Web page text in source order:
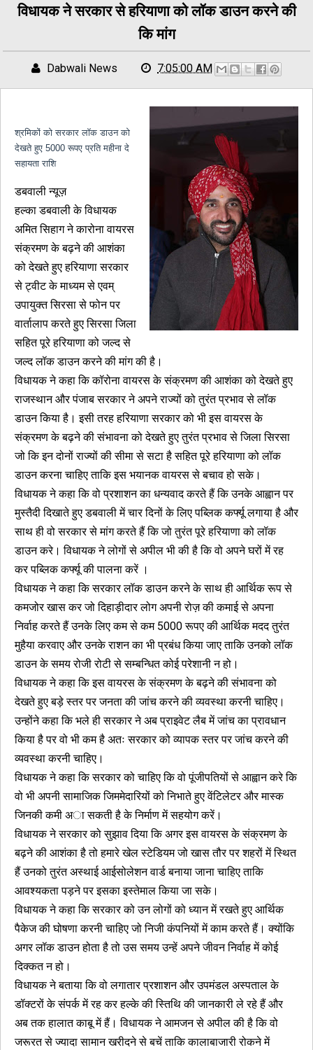
विधायक ने सरकार से हरियाणा को लॉक डाउन करने की
कि मांग
Dabwali News 7:05:00 AM
श्रमिकों को सरकार लॉक डाउन को
देखते हुए 5000 रूपए प्रति महीना दे
सहायता राशि
डबवाली न्यूज़
हल्का डबवाली के विधायक
अमित सिहाग ने कारोना वायरस
संक्रमण के बढ़ने की आशंका
को देखते हुए हरियाणा सरकार
से ट्वीट के माध्यम से एवम्
उपायुक्त सिरसा से फोन पर
वार्तालाप करते हुए सिरसा जिला
सहित पूरे हरियाणा को जल्द से
जल्द लॉक डाउन करने की मांग की है।
विधायक ने कहा कि कॉरोना वायरस के संक्रमण की आशंका को देखते हुए
राजस्थान और पंजाब सरकार ने अपने राज्यों को तुरंत प्रभाव से लॉक
डाउन किया है। इसी तरह हरियाणा सरकार को भी इस वायरस के
संक्रमण के बढ़ने की संभावना को देखते हुए तुरंत प्रभाव से जिला सिरसा
जो कि इन दोनों राज्यों की सीमा से सटा है सहित पूरे हरियाणा को लॉक
डाउन करना चाहिए ताकि इस भयानक वायरस से बचाव हो सके।
विधायक ने कहा कि वो प्रशाशन का धन्यवाद करते हैं कि उनके आह्वान पर
मुस्तैदी दिखाते हुए डबवाली में चार दिनों के लिए पब्लिक कर्फ्यू लगाया है और
साथ ही वो सरकार से मांग करते हैं कि जो तुरंत पूरे हरियाणा को लॉक
डाउन करे। विधायक ने लोगों से अपील भी की है कि वो अपने घरों में रह
कर पब्लिक कर्फ्यू की पालना करें ।
विधायक ने कहा कि सरकार लॉक डाउन करने के साथ ही आर्थिक रूप से
कमजोर खास कर जो दिहाड़ीदार लोग अपनी रोज़ की कमाई से अपना
निर्वाह करते हैं उनके लिए कम से कम 5000 रूपए की आर्थिक मदद तुरंत
मुहैया करवाए और उनके राशन का भी प्रबंध किया जाए ताकि उनको लॉक
डाउन के समय रोजी रोटी से सम्बन्धित कोई परेशानी न हो।
विधायक ने कहा कि इस वायरस के संक्रमण के बढ़ने की संभावना को
देखते हुए बड़े स्तर पर जनता की जांच करने की व्यवस्था करनी चाहिए।
उन्होंने कहा कि भले ही सरकार ने अब प्राइवेट लैब में जांच का प्रावधान
किया है पर वो भी कम है अतः सरकार को व्यापक स्तर पर जांच करने की
व्यवस्था करनी चाहिए।
विधायक ने कहा कि सरकार को चाहिए कि वो पूंजीपतियों से आह्वान करे कि
वो भी अपनी सामाजिक जिममेदारियों को निभाते हुए वेंटिलेटर और मास्क
जिनकी कमी अा सकती है के निर्माण में सहयोग करें।
विधायक ने सरकार को सुझाव दिया कि अगर इस वायरस के संक्रमण के
बढ़ने की आशंका है तो हमारे खेल स्टेडियम जो खास तौर पर शहरों में स्थित
हैं उनको तुरंत अस्थाई आईसोलेशन वार्ड बनाया जाना चाहिए ताकि
आवश्यकता पड़ने पर इसका इस्तेमाल किया जा सके।
विधायक ने कहा कि सरकार को उन लोगों को ध्यान में रखते हुए आर्थिक
पैकेज की घोषणा करनी चाहिए जो निजी कंपनियों में काम करते हैं। क्योंकि
अगर लॉक डाउन होता है तो उस समय उन्हें अपने जीवन निर्वाह में कोई
दिक्कत न हो।
विधायक ने बताया कि वो लगातार प्रशाशन और उपमंडल अस्पताल के
डॉक्टरों के संपर्क में रह कर हल्के की स्तिथि की जानकारी ले रहे हैं और
अब तक हालात काबू में हैं। विधायक ने आमजन से अपील की है कि वो
जरूरत से ज्यादा सामान खरीदने से बचें ताकि कालाबाजारी रोकने में